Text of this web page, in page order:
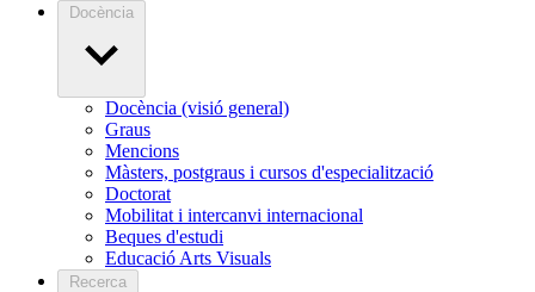
Docència
Docència (visió general)
Graus
Mencions
Màsters, postgraus i cursos d'especialització
Doctorat
Mobilitat i intercanvi internacional
Beques d'estudi
Educació Arts Visuals
Recerca